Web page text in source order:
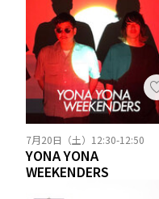
7月20日（土）12:30-12:50
YONA YONA
WEEKENDERS